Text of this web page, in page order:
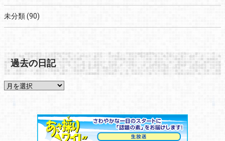
未分類(90)
過去の日記